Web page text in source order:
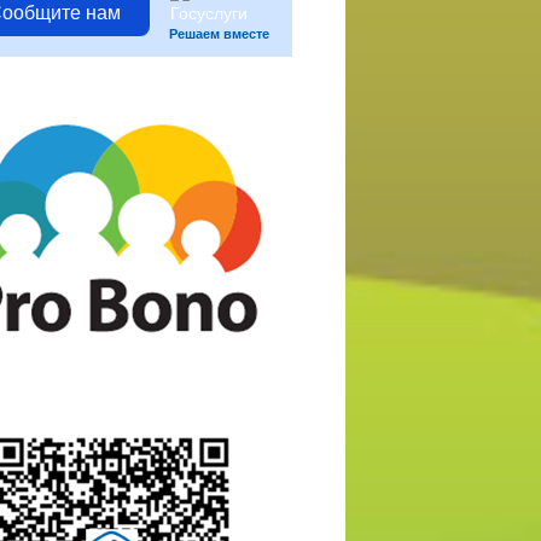
нам
Решаем вместе